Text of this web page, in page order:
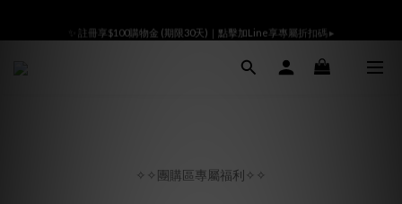
Ready All the Time👜滿額贈m̄ 沒腦視力檢查袋🎁登入會員領800折價卷
✧✧團購區專屬福利✧✧